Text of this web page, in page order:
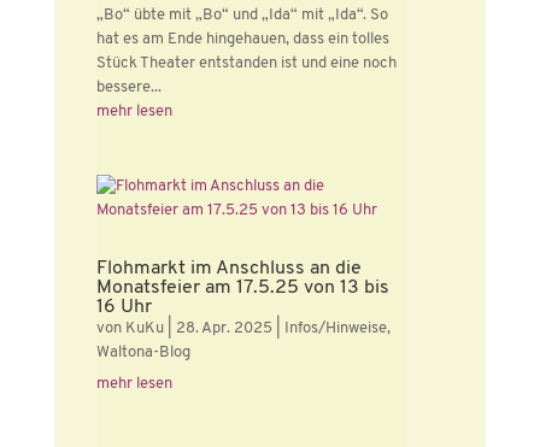
„Bo“ übte mit „Bo“ und „Ida“ mit „Ida“. So
hat es am Ende hingehauen, dass ein tolles
Stück Theater entstanden ist und eine noch
bessere...
mehr lesen
Flohmarkt im Anschluss an die
Monatsfeier am 17.5.25 von 13 bis
16 Uhr
von KuKu| 28. Apr. 2025 Infos/Hinweise,
Waltona-Blog
mehr lesen